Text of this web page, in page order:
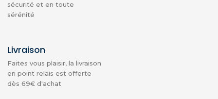
sécurité et en toute
sérénité
Livraison
Faites vous plaisir, la livraison
en point relais est offerte
dès 69€ d'achat